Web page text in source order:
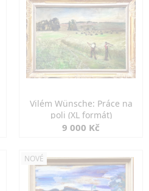
Vilém Wünsche: Práce na
poli (XL formát)
9 000 Kč
NOVÉ